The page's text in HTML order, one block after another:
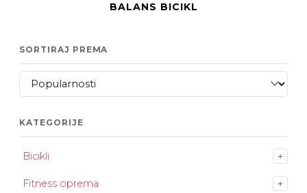
BALANS BICIKL
SORTIRAJ PREMA
KATEGORIJE
Bicikli +
Fitness oprema +